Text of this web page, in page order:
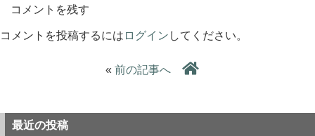
コメントを残す
コメントを投稿するには ログイン してください。
« 前の記事へ
最近の投稿